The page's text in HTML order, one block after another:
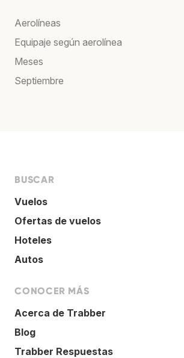
Aerolíneas
Equipaje según aerolínea
Meses
Septiembre
BUSCAR
Vuelos
Ofertas de vuelos
Hoteles
Autos
CONOCER MÁS
Acerca de Trabber
Blog
Trabber Respuestas